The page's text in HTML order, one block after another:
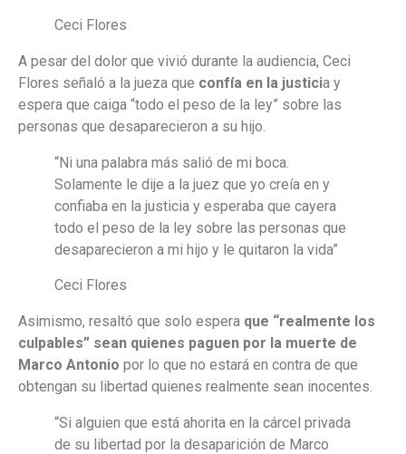
Ceci Flores
A pesar del dolor que vivió durante la audiencia, Ceci
Flores señaló a la jueza que confía en la justicia y
espera que caiga “todo el peso de la ley” sobre las
personas que desaparecieron a su hijo.
“Ni una palabra más salió de mi boca.
Solamente le dije a la juez que yo creía en y
confiaba en la justicia y esperaba que cayera
todo el peso de la ley sobre las personas que
desaparecieron a mi hijo y le quitaron la vida”
Ceci Flores
Asimismo, resaltó que solo espera que “realmente los
culpables” sean quienes paguen por la muerte de
Marco Antonio por lo que no estará en contra de que
obtengan su libertad quienes realmente sean inocentes.
“Si alguien que está ahorita en la cárcel privada
de su libertad por la desaparición de Marco